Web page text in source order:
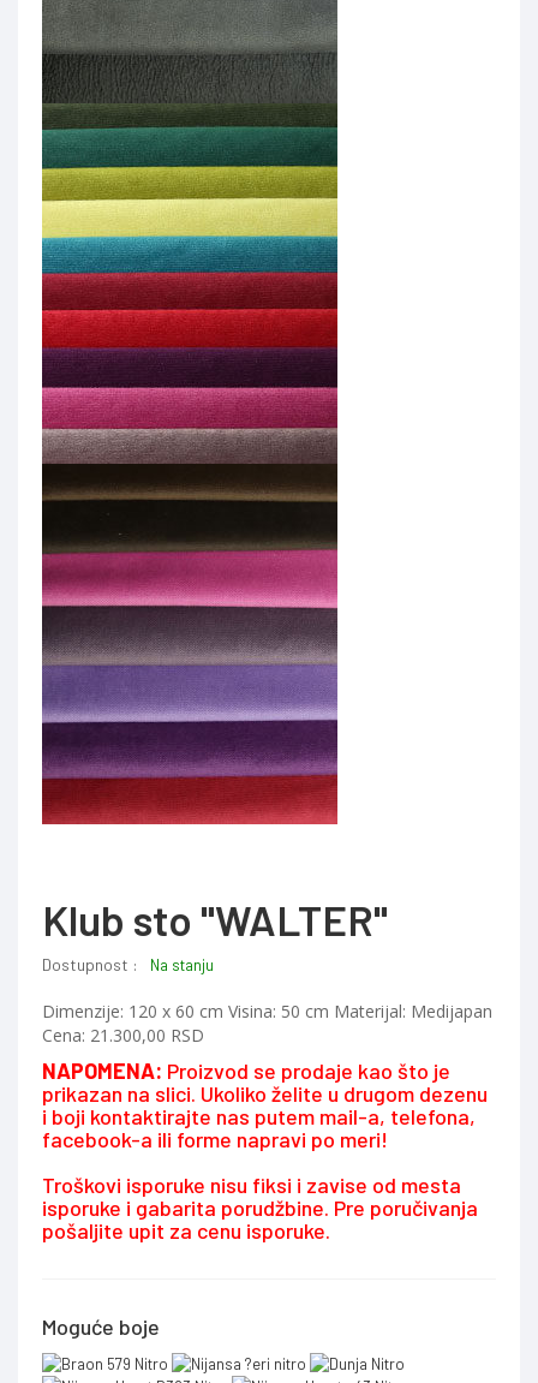
Klub sto "WALTER"
Dostupnost : Na stanju
Dimenzije: 120 x 60 cm Visina: 50 cm Materijal: Medijapan
Cena: 21.300,00 RSD
NAPOMENA: Proizvod se prodaje kao što je
prikazan na slici. Ukoliko želite u drugom dezenu
i boji kontaktirajte nas putem mail-a, telefona,
facebook-a ili forme napravi po meri!
Troškovi isporuke nisu fiksi i zavise od mesta
isporuke i gabarita porudžbine. Pre poručivanja
pošaljite upit za cenu isporuke.
Moguće boje